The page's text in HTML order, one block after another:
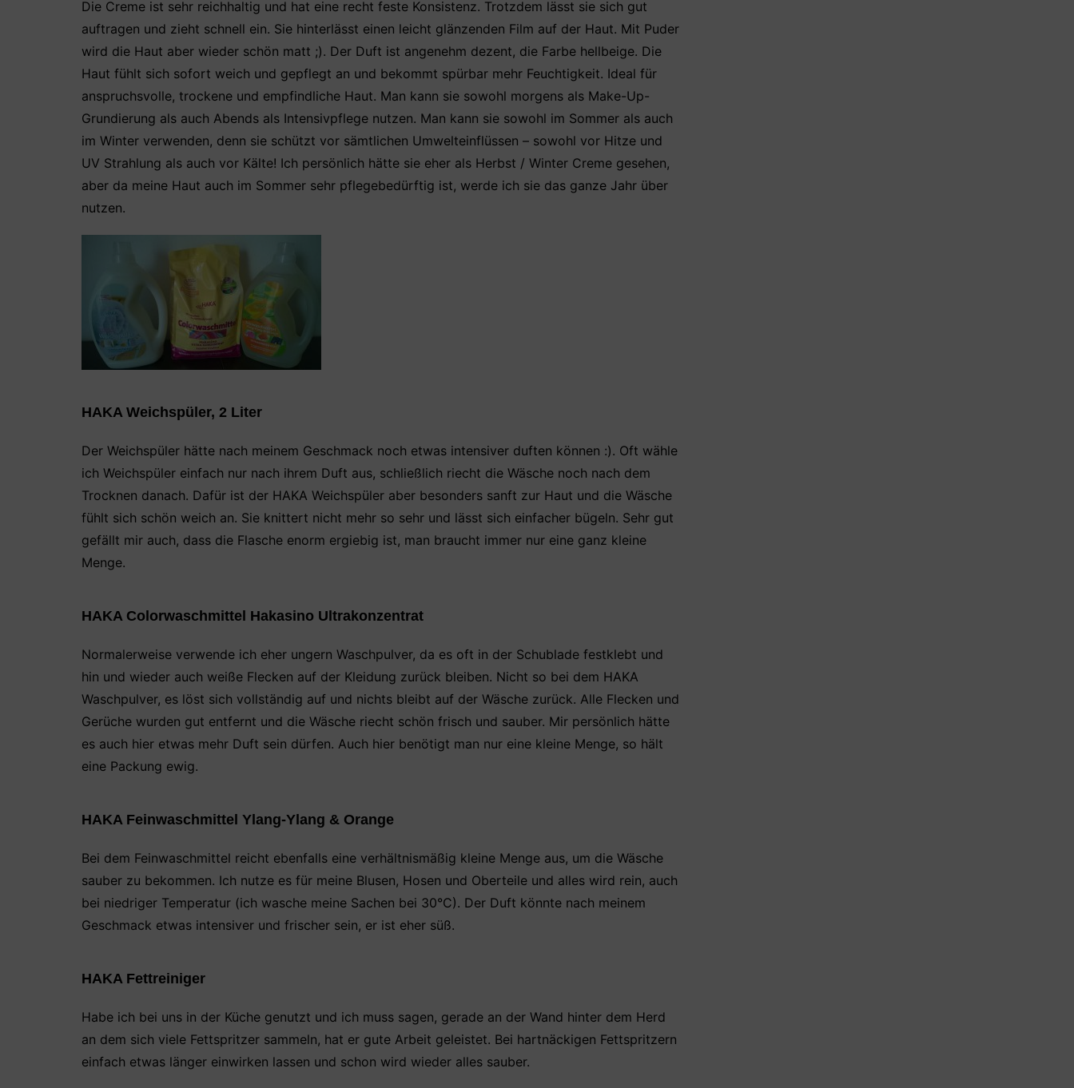
Die Creme ist sehr reichhaltig und hat eine recht feste Konsistenz. Trotzdem lässt sie sich gut
auftragen und zieht schnell ein. Sie hinterlässt einen leicht glänzenden Film auf der Haut. Mit Puder
wird die Haut aber wieder schön matt ;). Der Duft ist angenehm dezent, die Farbe hellbeige. Die
Haut fühlt sich sofort weich und gepflegt an und bekommt spürbar mehr Feuchtigkeit. Ideal für
anspruchsvolle, trockene und empfindliche Haut. Man kann sie sowohl morgens als Make-Up-
Grundierung als auch Abends als Intensivpflege nutzen. Man kann sie sowohl im Sommer als auch
im Winter verwenden, denn sie schützt vor sämtlichen Umwelteinflüssen – sowohl vor Hitze und
UV Strahlung als auch vor Kälte! Ich persönlich hätte sie eher als Herbst / Winter Creme gesehen,
aber da meine Haut auch im Sommer sehr pflegebedürftig ist, werde ich sie das ganze Jahr über
nutzen.
HAKA Weichspüler, 2 Liter
Der Weichspüler hätte nach meinem Geschmack noch etwas intensiver duften können :). Oft wähle
ich Weichspüler einfach nur nach ihrem Duft aus, schließlich riecht die Wäsche noch nach dem
Trocknen danach. Dafür ist der HAKA Weichspüler aber besonders sanft zur Haut und die Wäsche
fühlt sich schön weich an. Sie knittert nicht mehr so sehr und lässt sich einfacher bügeln. Sehr gut
gefällt mir auch, dass die Flasche enorm ergiebig ist, man braucht immer nur eine ganz kleine
Menge.
HAKA Colorwaschmittel Hakasino Ultrakonzentrat
Normalerweise verwende ich eher ungern Waschpulver, da es oft in der Schublade festklebt und
hin und wieder auch weiße Flecken auf der Kleidung zurück bleiben. Nicht so bei dem HAKA
Waschpulver, es löst sich vollständig auf und nichts bleibt auf der Wäsche zurück. Alle Flecken und
Gerüche wurden gut entfernt und die Wäsche riecht schön frisch und sauber. Mir persönlich hätte
es auch hier etwas mehr Duft sein dürfen. Auch hier benötigt man nur eine kleine Menge, so hält
eine Packung ewig.
HAKA Feinwaschmittel Ylang-Ylang & Orange
Bei dem Feinwaschmittel reicht ebenfalls eine verhältnismäßig kleine Menge aus, um die Wäsche
sauber zu bekommen. Ich nutze es für meine Blusen, Hosen und Oberteile und alles wird rein, auch
bei niedriger Temperatur (ich wasche meine Sachen bei 30°C). Der Duft könnte nach meinem
Geschmack etwas intensiver und frischer sein, er ist eher süß.
HAKA Fettreiniger
Habe ich bei uns in der Küche genutzt und ich muss sagen, gerade an der Wand hinter dem Herd
an dem sich viele Fettspritzer sammeln, hat er gute Arbeit geleistet. Bei hartnäckigen Fettspritzern
einfach etwas länger einwirken lassen und schon wird wieder alles sauber.